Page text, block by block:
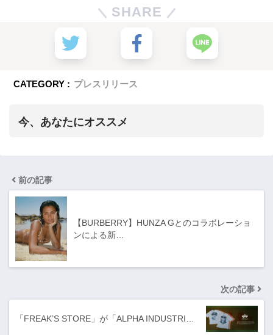
SHARE
CATEGORY : プレスリリース
今、あなたにオススメ
前の記事
【BURBERRY】HUNZA Gとのコラボレーショ
ンによる新…
次の記事
「FREAK’S STORE」が「ALPHA INDUSTRI…